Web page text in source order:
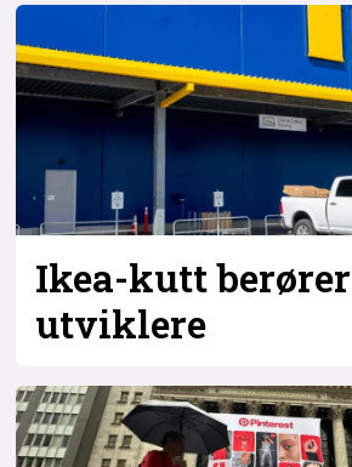
Ikea-kutt berører
utviklere